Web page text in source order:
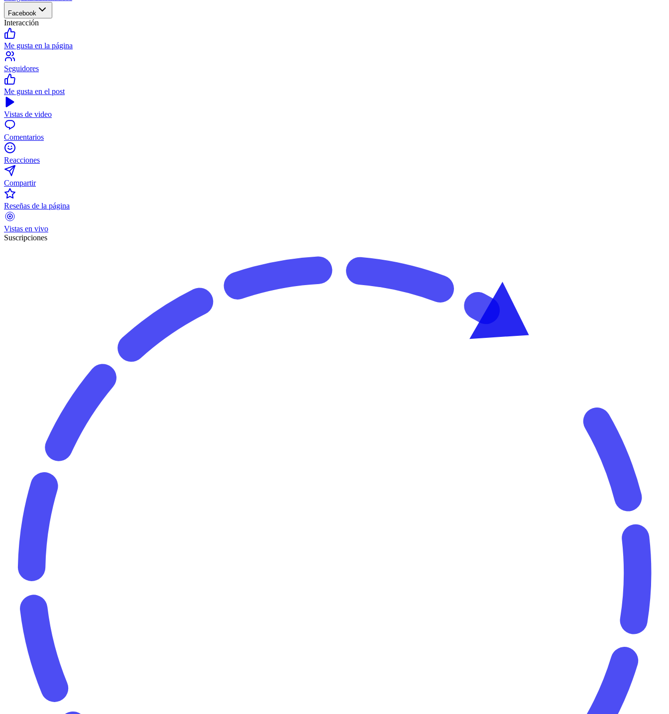
Facebook
Interacción
Me gusta en la página
Seguidores
Me gusta en el post
Vistas de video
Comentarios
Reacciones
Compartir
Reseñas de la página
Vistas en vivo
Suscripciones